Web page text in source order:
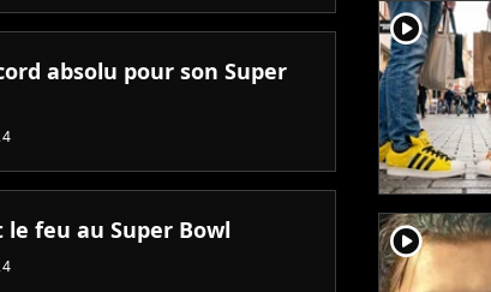
absolu pour son Super
feu au Super Bowl
player2
player2